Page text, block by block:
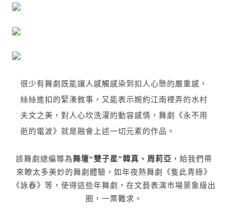
很少有舞劇既能讓人感觸感染到扣人心懸的嚴重感，
絲絲進扣的緊湊敘事，又能表示婉約江南裡弄的水村
夫文之美，對人心坎洗濯的動容感情，舞劇《永不用
逝的電波》就是融會上述一切元素的作品。
該舞劇總編導為舞壇“雙子星”韓真、周莉亞 ， 給我們帶
來瞭太多美妙的舞劇體驗， 如年夜熱舞劇《隻此青綠》
《詠春》 等 ， 使得這些年舞劇，在文藝表演市場景象級出
圈，一票難求。